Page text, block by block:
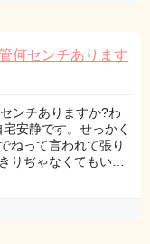
何センチあります
ンチありますか?わ
安静です。せっかく
ねって言われて張り
りぢゃなくてもい…